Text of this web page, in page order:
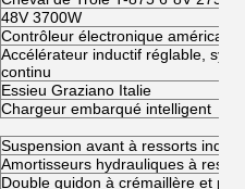
48V 3700W
Contrôleur électronique américain
Accélérateur inductif réglable,
continu
Essieu Graziano Italie
Chargeur embarqué intelligent
Suspension avant à ressorts
Amortisseurs hydrauliques à
Double guidon à crémaillère et